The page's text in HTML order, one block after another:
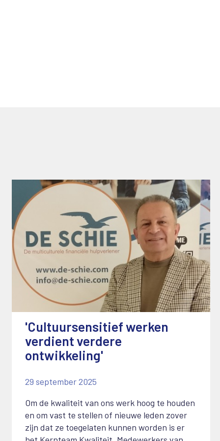
'Cultuursensitief werken
verdient verdere
ontwikkeling'
29 september 2025
Om de kwaliteit van ons werk hoog te houden
en om vast te stellen of nieuwe leden zover
zijn dat ze toegelaten kunnen worden is er